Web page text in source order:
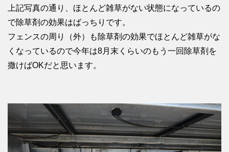
上記写真の通り、ほとんど雑草がない状態になっているの
で除草剤の効果はばっちりです。
フェンスの周り（外）も除草剤の効果でほとんど雑草がな
くなっているので今年は8月末くらいのもう一回除草剤を
撒けばOKだと思います。